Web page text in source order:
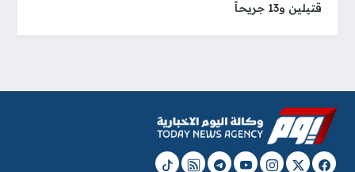
قتيلين و13 جريحاً